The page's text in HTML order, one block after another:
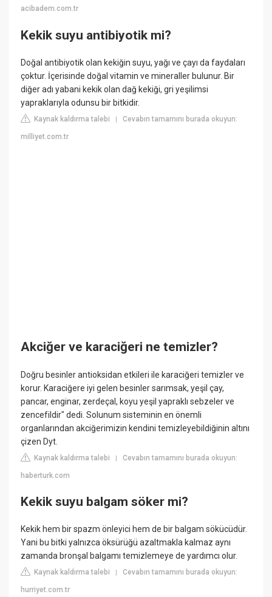
acibadem.com.tr
Kekik suyu antibiyotik mi?
Doğal antibiyotik olan kekiğin suyu, yağı ve çayı da faydaları
çoktur. İçerisinde doğal vitamin ve mineraller bulunur. Bir
diğer adı yabani kekik olan dağ kekiği, gri yeşilimsi
yapraklarıyla odunsu bir bitkidir.
Kaynak kaldırma talebi |Cevabın tamamını burada okuyun:
milliyet.com.tr
Akciğer ve karaciğeri ne temizler?
Doğru besinler antioksidan etkileri ile karaciğeri temizler ve
korur. Karaciğere iyi gelen besinler sarımsak, yeşil çay,
pancar, enginar, zerdeçal, koyu yeşil yapraklı sebzeler ve
zencefildir" dedi. Solunum sisteminin en önemli
organlarından akciğerimizin kendini temizleyebildiğinin altını
çizen Dyt.
Kaynak kaldırma talebi |Cevabın tamamını burada okuyun:
haberturk.com
Kekik suyu balgam söker mi?
Kekik hem bir spazm önleyici hem de bir balgam sökücüdür.
Yani bu bitki yalnızca öksürüğü azaltmakla kalmaz aynı
zamanda bronşal balgamı temizlemeye de yardımcı olur.
Kaynak kaldırma talebi |Cevabın tamamını burada okuyun:
hurriyet.com.tr